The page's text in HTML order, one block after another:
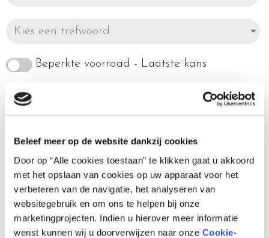
Beleef meer op de website dankzij cookies
Door op “Alle cookies toestaan” te klikken gaat u akkoord
met het opslaan van cookies op uw apparaat voor het
verbeteren van de navigatie, het analyseren van
websitegebruik en om ons te helpen bij onze
marketingprojecten. Indien u hierover meer informatie
wenst kunnen wij u doorverwijzen naar onze Cookie-
Kies een trefwoord
Beperkte voorraad - Laatste kans